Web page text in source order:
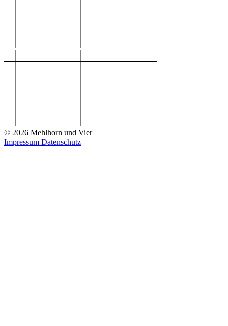
© 2026 Mehlhorn und Vier
Impressum Datenschutz